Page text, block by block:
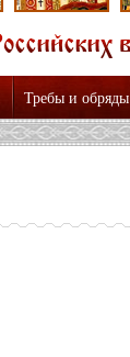
Требы и обряды